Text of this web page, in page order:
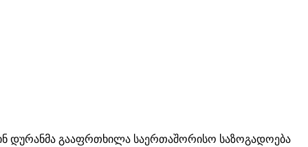
დურანმა გააფრთხილა საერთაშორისო საზოგადოება